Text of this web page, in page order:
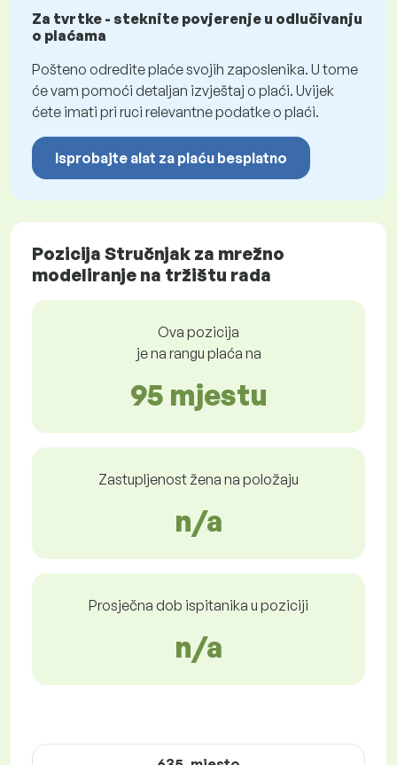
Za tvrtke - steknite povjerenje u odlučivanju
o plaćama
Pošteno odredite plaće svojih zaposlenika. U tome
će vam pomoći detaljan izvještaj o plaći. Uvijek
ćete imati pri ruci relevantne podatke o plaći.
Isprobajte alat za plaću besplatno
Pozicija Stručnjak za mrežno
modeliranje na tržištu rada
Ova pozicija
je na rangu plaća na
95 mjestu
Zastupljenost žena na položaju
n/a
Prosječna dob ispitanika u poziciji
n/a